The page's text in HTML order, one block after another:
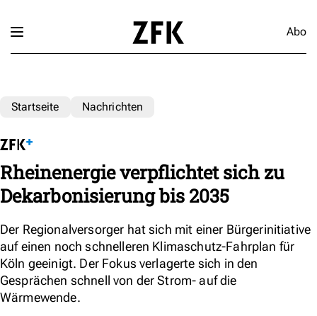
Abo
Startseite Nachrichten
Rheinenergie verpflichtet sich zu
Dekarbonisierung bis 2035
Der Regionalversorger hat sich mit einer Bürgerinitiative
auf einen noch schnelleren Klimaschutz-Fahrplan für
Köln geeinigt. Der Fokus verlagerte sich in den
Gesprächen schnell von der Strom- auf die
Wärmewende.